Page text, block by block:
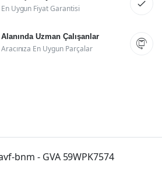
En Uygun Fiyat Garantisi 
Alanında Uzman Çalışanlar
Aracınıza En Uygun Parçalar 
bnm - GVA 59WPK7574